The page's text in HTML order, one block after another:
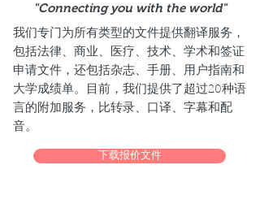
"Connecting you with the world"
我们专门为所有类型的文件提供翻译服务，
包括法律、商业、医疗、技术、学术和签证
申请文件，还包括杂志、手册、用户指南和
大学成绩单。目前，我们提供了超过20种语
言的附加服务，比转录、口译、字幕和配
音。
下载报价文件